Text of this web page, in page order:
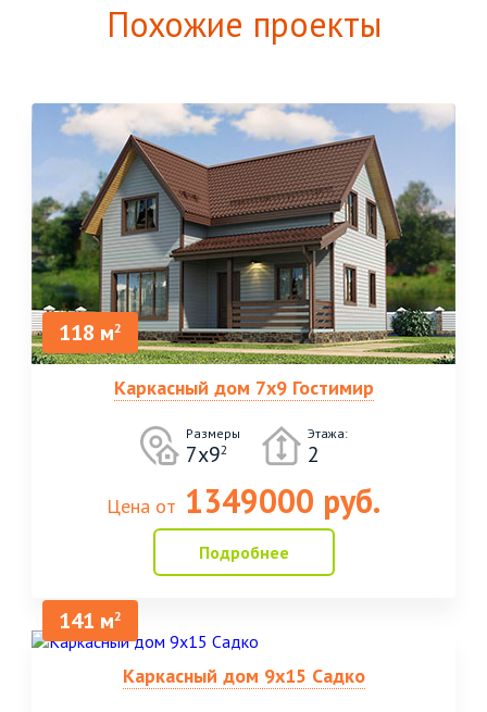
Похожие проекты
118 м2
Каркасный дом 7х9 Гостимир
Размеры
7х92
Этажа:
2
Цена от 1349000 руб.
Подробнее
141 м2
Каркасный дом 9х15 Садко